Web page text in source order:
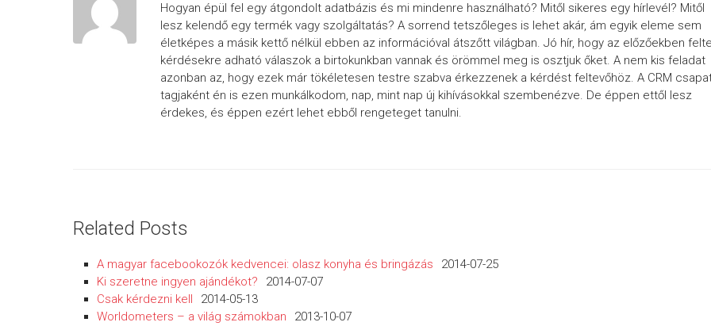
Hogyan épül fel egy átgondolt adatbázis és mi mindenre használható? Mitől sikeres egy hírlevél? Mitől
lesz kelendő egy termék vagy szolgáltatás? A sorrend tetszőleges is lehet akár, ám egyik eleme sem
életképes a másik kettő nélkül ebben az információval átszőtt világban. Jó hír, hogy az előzőekben
kérdésekre adható válaszok a birtokunkban vannak és örömmel meg is osztjuk őket. A nem kis feladat
azonban az, hogy ezek már tökéletesen testre szabva érkezzenek a kérdést feltevőhöz. A CRM
tagjaként én is ezen munkálkodom, nap, mint nap új kihívásokkal szembenézve. De éppen ettől lesz
érdekes, és éppen ezért lehet ebből rengeteget tanulni.
Related Posts
A magyar facebookozók kedvencei: olasz konyha és bringázás
2014-07-25
Ki szeretne ingyen ajándékot?
2014-07-07
Csak kérdezni kell
2014-05-13
Worldometers – a világ számokban
2013-10-07